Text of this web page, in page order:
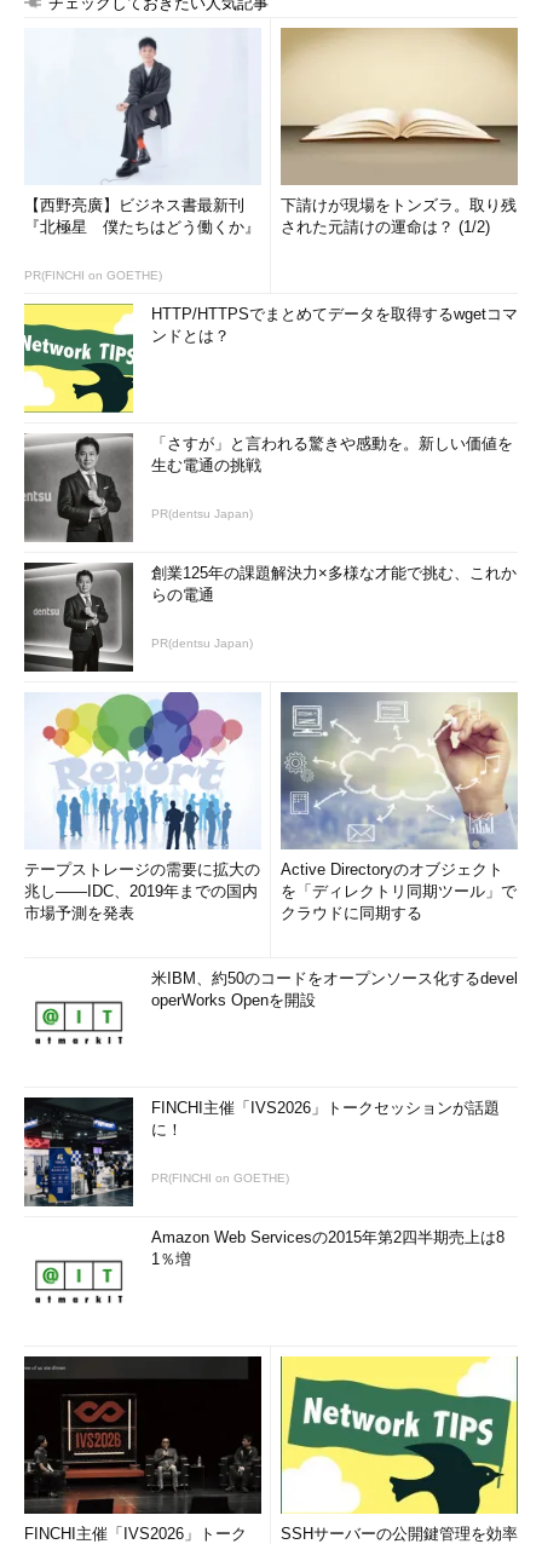
筆者が使用しているマシン（HP ProLiant ML115）ではグラフ
ィカルモードでのインストールは全画面表示されないのに加え、
使用しているマウス（IBM SpaceSaver IIのトラックポイント）
がうまく認識されないので、テキストモードでインストールを行
テキストモードでインストールを行うには、インストールメニ
ューの画面で「Install system with basic video drive」にカーソ
トール自体は、言語、キーボードタイプ、ロケール、rootパスワ
ード、パーティション設定、ネットワーク設定を行うだけで、自
動的に最小構成でインストールされます。
追加パッケージのインストール
oVirtアプライアンスを利用するには、Fedoraのリポジトリか
ら追加RPMパッケージをインストールする必要があります。追加
で必要なパッケージは、前述したとおり、qemu-kvm、libvirt、
virt-manager、virt-viewerです。基本的にはこれだけインストー
と便利です。
- vlgothic-fonts.noarch
- vlgothic-fonts-common.noarch
- wget
今回の検証では、GTKベースの管理ツールであるvirt-manager
を使います。フォントパッケージをインストールするのは、イン
ストール時にロケールをja_JP.UTF-8にしたので、virt-manager
実行時にVL Gothicフォントなどの日本語用フォントパッケージ
をインストールしていないと文字化けしてしまうためです。また
wgetは、oVirtのアプライアンスイメージをダウンロードする際
ここまでの手順を実行すると、以下のようなコマンドになりま
す。
$ sudo yum install qemu
libvirt virt- manager virt
viewer
$ sudo yum install vlgothic
fonts
common
第3回へ
【西野亮廣】ビジネス書最新刊
『北極星 僕たちはどう働くか』
PR(FINCHI on GOETHE)
下請けが現場をトンズラ。取り残
された元請けの運命は？ (1/2)
HTTP/HTTPSでまとめてデータを取得するwgetコマ
ンドとは？
「さすが」と言われる驚きや感動を。新しい価値を
生む電通の挑戦
PR(dentsu Japan)
創業125年の課題解決力×多様な才能で挑む、これか
らの電通
PR(dentsu Japan)
テープストレージの需要に拡大の
兆し――IDC、2019年までの国内
市場予測を発表
Active Directoryのオブジェクト
を「ディレクトリ同期ツール」で
クラウドに同期する
米IBM、約50のコードをオープンソース化するdevel
operWorks Openを開設
FINCHI主催「IVS2026」トークセッションが話題
に！
PR(FINCHI on GOETHE)
Amazon Web Servicesの2015年第2四半期売上は8
1％増
FINCHI主催「IVS2026」トーク
SSHサーバーの公開鍵管理を効率